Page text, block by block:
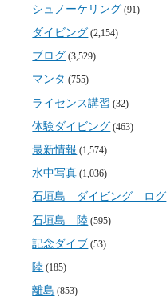
シュノーケリング (91)
ダイビング (2,154)
ブログ (3,529)
マンタ (755)
ライセンス講習 (32)
体験ダイビング (463)
最新情報 (1,574)
水中写真 (1,036)
石垣島 ダイビング ログ
石垣島 陸 (595)
記念ダイブ (53)
陸 (185)
離島 (853)